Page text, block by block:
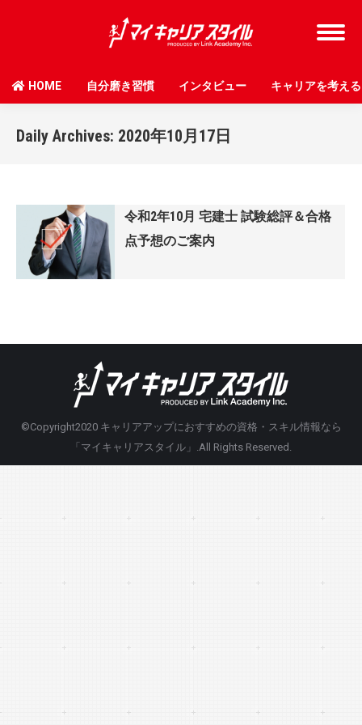
HOME 自分磨き習慣 インタビュー キャリアを考える
Daily Archives: 2020年10月17日
令和2年10月 宅建士 試験総評＆合格
点予想のご案内
©Copyright2020 キャリアアップにおすすめの資格・スキル情報なら
「マイキャリアスタイル」
.All Rights Reserved.